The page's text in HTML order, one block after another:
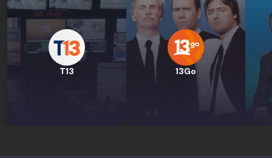
T13 13Go